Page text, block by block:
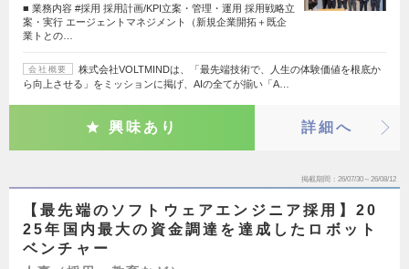
■ 業務内容 #採用 採用計画/KPI立案・管理・運用 採用戦略立
案・実行 エージェントマネジメント（新規企業開拓＋既企
業トとの…
会社概要
株式会社VOLTMINDは、「最先端技術で、人生の体験価値を根底か
ら向上させる」をミッションに掲げ、AIの全てが揃い「A…
興味あり 詳細へ
掲載期間 26/07/30～26/08/12
【最先端のソフトウェアエンジニア採用】20
25年国内最大の資金調達を達成したロボット
ベンチャー